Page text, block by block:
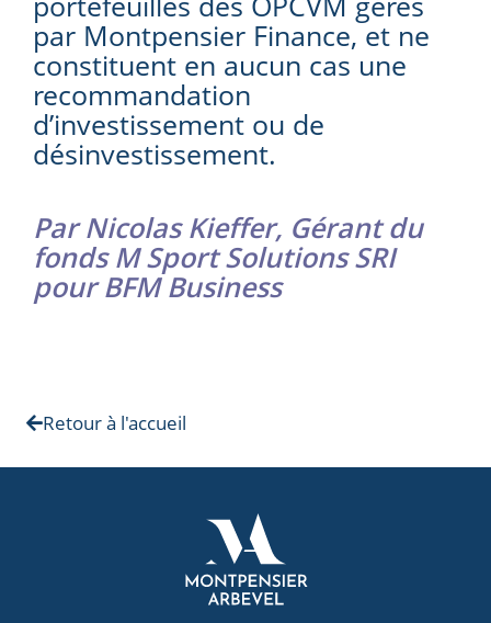
par Montpensier Finance, et ne
constituent en aucun cas une
recommandation
d’investissement ou de
désinvestissement.
Par Nicolas Kieffer, Gérant du
fonds M Sport Solutions SRI
pour BFM Business
Retour à l'accueil